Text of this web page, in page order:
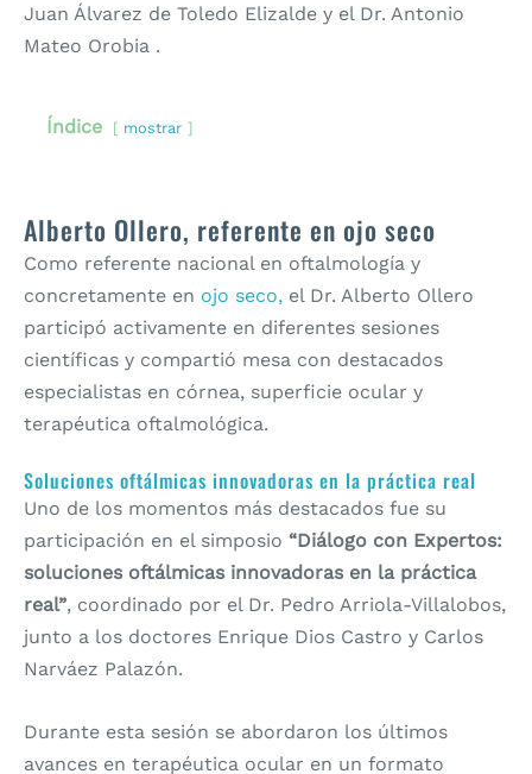
Juan Álvarez de Toledo Elizalde y el Dr. Antonio
Mateo Orobia .
Índice mostrar
Alberto Ollero, referente en ojo seco
Como referente nacional en oftalmología y
concretamente en ojo seco, el Dr. Alberto Ollero
participó activamente en diferentes sesiones
científicas y compartió mesa con destacados
especialistas en córnea, superficie ocular y
terapéutica oftalmológica.
Soluciones oftálmicas innovadoras en la práctica real
Uno de los momentos más destacados fue su
participación en el simposio “Diálogo con Expertos:
soluciones oftálmicas innovadoras en la práctica
real”, coordinado por el Dr. Pedro Arriola-Villalobos,
junto a los doctores Enrique Dios Castro y Carlos
Narváez Palazón.
Durante esta sesión se abordaron los últimos
avances en terapéutica ocular en un formato